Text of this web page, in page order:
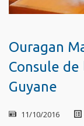
Ouragan
Consule
Guyane
11/10/2016